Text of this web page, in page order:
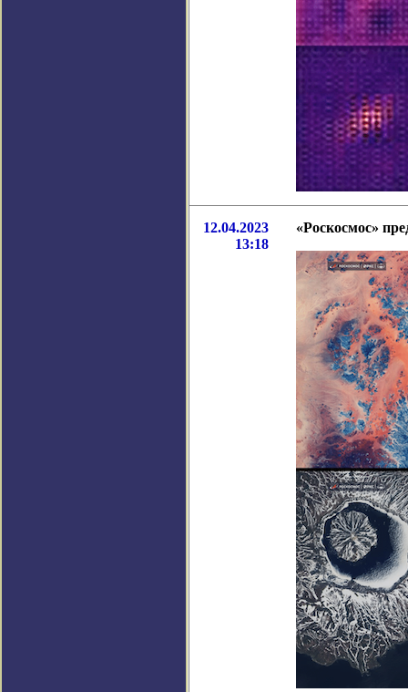
12.04.2023
13:18
«Роскосмос»